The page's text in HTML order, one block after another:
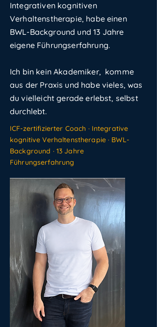
Integrativen kognitiven
Verhaltenstherapie, habe einen
BWL-Background und 13 Jahre
eigene Führungserfahrung.
Ich bin kein Akademiker, komme
aus der Praxis und habe vieles, was
du vielleicht gerade erlebst, selbst
durchlebt.
ICF-zertifizierter Coach · Integrative
kognitive Verhaltenstherapie · BWL-
Background · 13 Jahre
Führungserfahrung